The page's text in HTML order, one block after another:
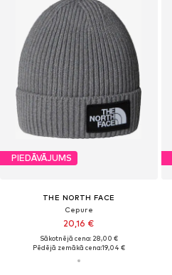
PIEDĀVĀJUMS
THE NORTH FACE
Cepure
20,16 €
Sākotnējā cena: 28,00 €
Pēdējā zemākā cena:19,04 €